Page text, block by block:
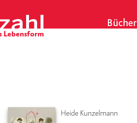
Bücher
Heide Kunzelmann